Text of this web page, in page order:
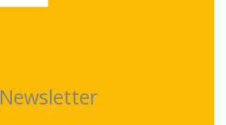
Newsletter